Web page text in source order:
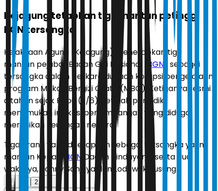
Kejagung tetapkan tiga mantan petinggi
BGN tersangka
Kejaksaan Agung (Kejagung) menetapkan tiga
mantan pejabat Badan Gizi Nasional (
BGN ) sebagai
tersangka dalam perkara dugaan korupsi pengelolaan
program Makan Bergizi Gratis (MBG). Ketiganya resmi
ditahan sejak Rabu (3/6), setelah penyidik
menemukan indikasi penyimpangan yang diduga
merugikan keuangan negara.
Tiga orang yang ditetapkan sebagai tersangka yakni,
mantan Kepala BGN Dadan Hindayana, serta dua
wakilnya, Sonny Sanjaya dan Lodewyk Pusung.
2